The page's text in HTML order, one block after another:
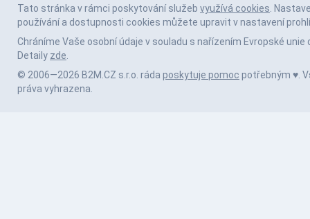
Tato stránka v rámci poskytování služeb využívá cookies.
používání a dostupnosti cookies můžete upravit v nastavení
Chráníme Vaše osobní údaje v souladu s nařízením Evropské unie
Detaily zde.
© 2006—2026 B2M.CZ s.r.o. ráda poskytuje pomoc potřebným ♥️.
práva vyhrazena.